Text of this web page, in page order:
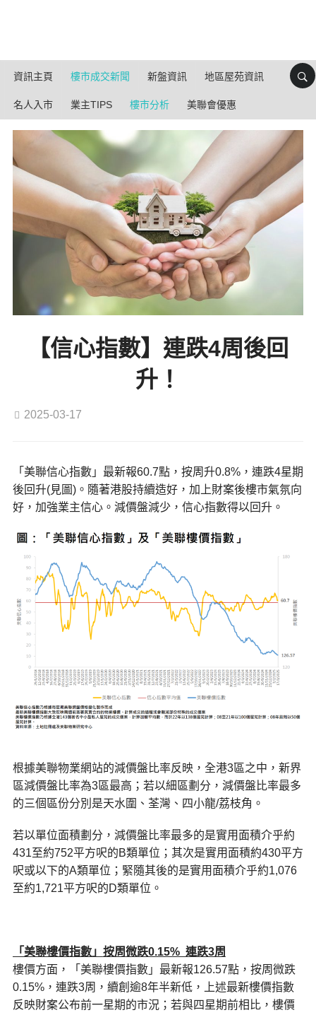
資訊主頁 樓市成交新聞 新盤資訊 地區屋苑資訊
名人入市 業主TIPS 樓市分析 美聯會優惠
【信心指數】連跌4周後回
升！
2025-03-17
「美聯信心指數」最新報60.7點，按周升0.8%，連跌4星期
後回升(見圖)。隨著港股持續造好，加上財案後樓市氣氛向
好，加強業主信心。減價盤減少，信心指數得以回升。
根據美聯物業網站的減價盤比率反映，全港3區之中，新界
區減價盤比率為3區最高；若以細區劃分，減價盤比率最多
的三個區份分別是天水圍、荃灣、四小龍/荔枝角。
若以單位面積劃分，減價盤比率最多的是實用面積介乎約
431至約752平方呎的B類單位；其次是實用面積約430平方
呎或以下的A類單位；緊隨其後的是實用面積介乎約1,076
至約1,721平方呎的D類單位。
「美聯樓價指數」 按周微跌0.15% 連跌3周
樓價方面，「美聯樓價指數」最新報126.57點，按周微跌
0.15%，連跌3周，續創逾8年半新低，上述最新樓價指數
反映財案公布前一星期的市況；若與四星期前相比，樓價